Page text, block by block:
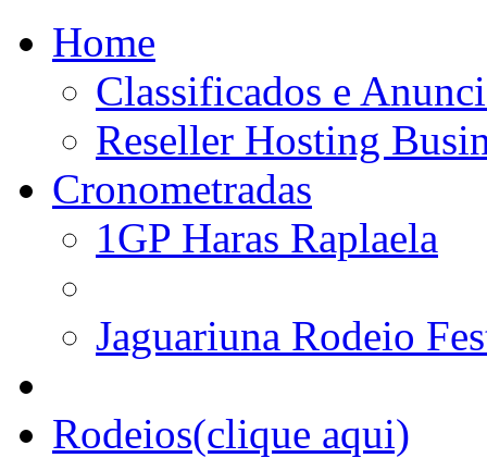
Home
Classificados e
Reseller Hosting
Cronometradas
1GP Haras Raplaela
Jaguariuna Rodeio
Rodeios(clique aqui)